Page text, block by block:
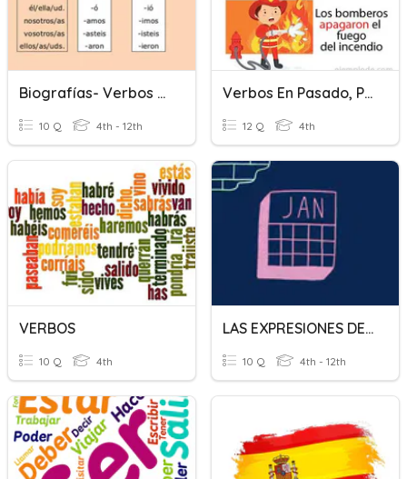
Biografías- Verbos En Pasado
10 Q 4th - 12th
Verbos En Pasado, Presente Y Futuro
12 Q 4th
VERBOS
10 Q 4th
LAS EXPRESIONES DE TIEMPO EN PASADO
10 Q 4th - 12th